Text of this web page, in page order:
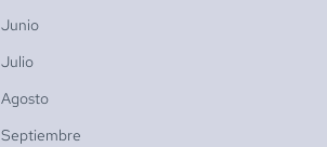
Junio
Julio
Agosto
Septiembre